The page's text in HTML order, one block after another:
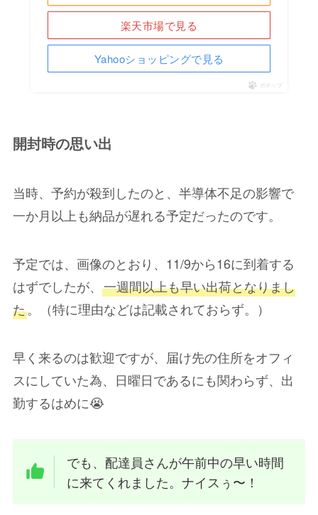
楽天市場で見る
Yahooショッピングで見る
ポチップ
開封時の思い出
当時、予約が殺到したのと、半導体不足の影響で
一か月以上も納品が遅れる予定だったのです。
予定では、画像のとおり、11/9から16に到着する
はずでしたが、 一週間以上も早い出荷となりまし
た。（特に理由などは記載されておらず。）
早く来るのは歓迎ですが、届け先の住所をオフィ
スにしていた為、日曜日であるにも関わらず、出
勤するはめに😭
でも、配達員さんが午前中の早い時間
に来てくれました。ナイスぅ〜！